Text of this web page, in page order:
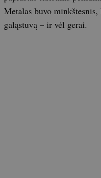
Metalas buvo
galąstuvą – ir vėl gerai.